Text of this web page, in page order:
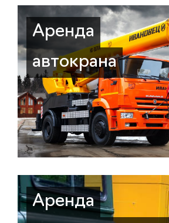
Аренда
автокрана
Аренда